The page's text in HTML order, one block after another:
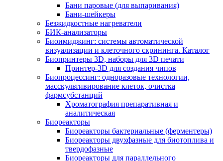
Бани паровые (для выпаривания)
Бани-шейкеры
Безжидкостные нагреватели
БИК-анализаторы
Биоимиджинг: системы автоматической
визуализации и клеточного скрининга. Каталог
Биопринтеры 3D, наборы для 3D печати
Принтер-3D для создания чипов
Биопроцессинг: одноразовые технологии,
масскультивирование клеток, очистка
фармсубстанций
Хроматография препаративная и
аналитическая
Биореакторы
Биореакторы бактериальные (ферментеры)
Биореакторы двухфазные для биотоплива и
твердофазные
Биореакторы для параллельного